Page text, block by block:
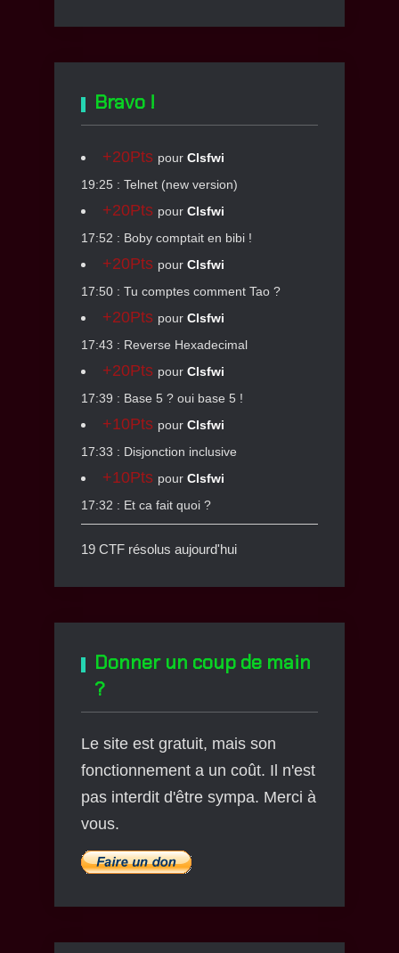
Bravo !
+20Pts pour Clsfwi
19:25 : Telnet (new version)
+20Pts pour Clsfwi
17:52 : Boby comptait en bibi !
+20Pts pour Clsfwi
17:50 : Tu comptes comment Tao ?
+20Pts pour Clsfwi
17:43 : Reverse Hexadecimal
+20Pts pour Clsfwi
17:39 : Base 5 ? oui base 5 !
+10Pts pour Clsfwi
17:33 : Disjonction inclusive
+10Pts pour Clsfwi
17:32 : Et ca fait quoi ?
19 CTF résolus aujourd'hui
Donner un coup de main
?
Le site est gratuit, mais son
fonctionnement a un coût. Il n'est
pas interdit d'être sympa. Merci à
vous.